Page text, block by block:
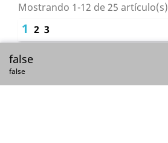
Mostrando 1-12 de 25 artículo(s)
1 2 3
false
false